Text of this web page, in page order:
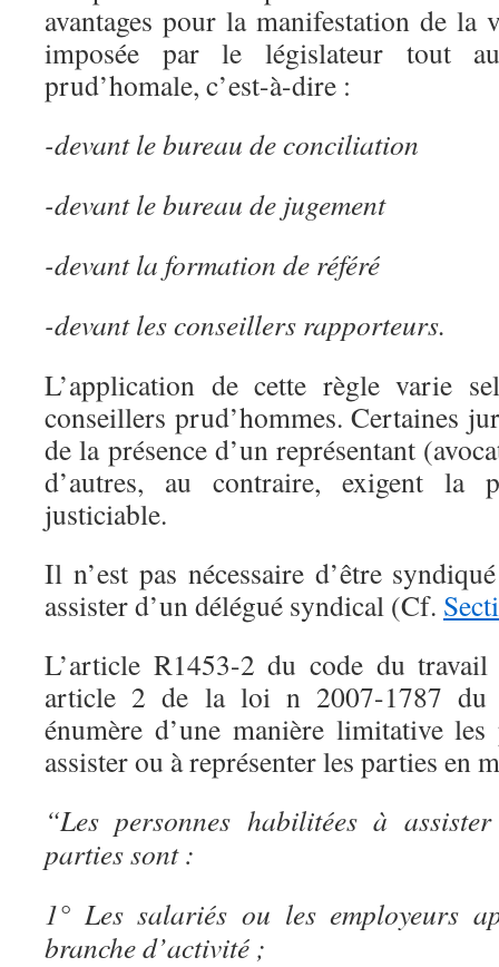
avantages pour la manifestation de la
imposée par le législateur tout
prud’homale, c’est-à-dire :
-devant le bureau de conciliation
-devant le bureau de jugement
-devant la formation de référé
-devant les conseillers rapporteurs.
L’application de cette règle varie
conseillers prud’hommes. Certaines
de la présence d’un représentant
d’autres, au contraire, exigent la
justiciable.
Il n’est pas nécessaire d’être
assister d’un délégué syndical (Cf.
L’article R1453-2 du code du
article 2 de la loi n 2007-1787 du
énumère d’une manière limitative les
assister ou à représenter les parties en
“Les personnes habilitées à
parties sont :
1° Les salariés ou les employeurs
branche d’activité ;